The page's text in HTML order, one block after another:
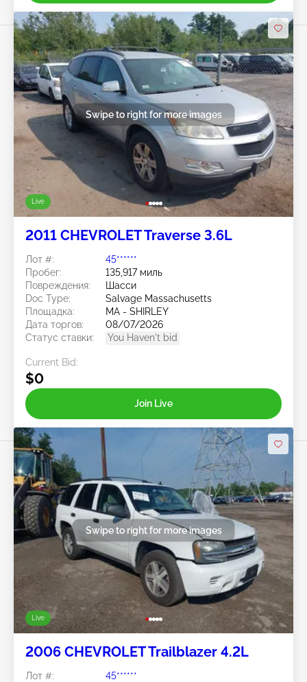
Live
Swipe to right for more images
2011 CHEVROLET Traverse 3.6L
Лот #:
45******
Пробег:
135,917 миль
Повреждения:
Шасси
Doc Type:
Salvage Massachusetts
Площадка:
MA - SHIRLEY
Дата торгов:
08/07/2026
Статус ставки:
You Haven't bid
Current Bid:
$0
Join Live
Live
Swipe to right for more images
2006 CHEVROLET Trailblazer 4.2L
Лот #:
45******